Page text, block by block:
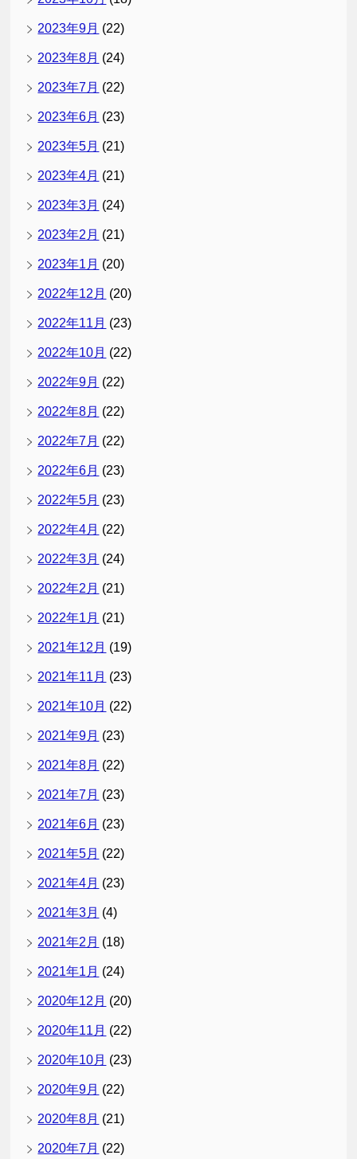
2023年9月 (22)
2023年8月 (24)
2023年7月 (22)
2023年6月 (23)
2023年5月 (21)
2023年4月 (21)
2023年3月 (24)
2023年2月 (21)
2023年1月 (20)
2022年12月 (20)
2022年11月 (23)
2022年10月 (22)
2022年9月 (22)
2022年8月 (22)
2022年7月 (22)
2022年6月 (23)
2022年5月 (23)
2022年4月 (22)
2022年3月 (24)
2022年2月 (21)
2022年1月 (21)
2021年12月 (19)
2021年11月 (23)
2021年10月 (22)
2021年9月 (23)
2021年8月 (22)
2021年7月 (23)
2021年6月 (23)
2021年5月 (22)
2021年4月 (23)
2021年3月 (4)
2021年2月 (18)
2021年1月 (24)
2020年12月 (20)
2020年11月 (22)
2020年10月 (23)
2020年9月 (22)
2020年8月 (21)
2020年7月 (22)